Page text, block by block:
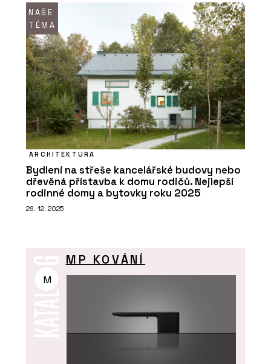
NAŠE
TÉMA
ARCHITEKTURA
Bydlení na střeše kancelářské budovy nebo
dřevěná přístavba k domu rodičů. Nejlepší
rodinné domy a bytovky roku 2025
29. 12. 2025
M
MP KOVÁNÍ